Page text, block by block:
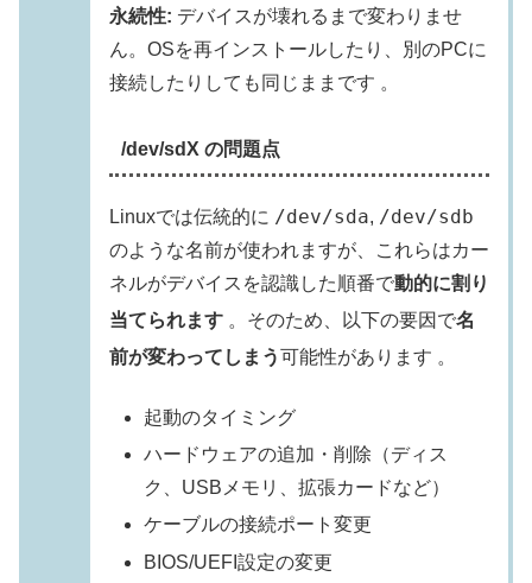
永続性: デバイスが壊れるまで変わりませ
ん。OSを再インストールしたり、別のPCに
接続したりしても同じままです 。
/dev/sdX の問題点
Linuxでは伝統的に /dev/sda, /dev/sdb
のような名前が使われますが、これらはカー
ネルがデバイスを認識した順番で動的に割り
当てられます 。そのため、以下の要因で名
前が変わってしまう 可能性があります 。
起動のタイミング
ハードウェアの追加・削除（ディス
ク、USBメモリ、拡張カードなど）
ケーブルの接続ポート変更
BIOS/UEFI設定の変更